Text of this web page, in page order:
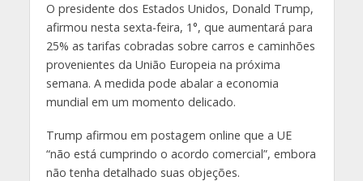
O presidente dos Estados Unidos, Donald Trump,
afirmou nesta sexta-feira, 1°, que aumentará para
25% as tarifas cobradas sobre carros e caminhões
provenientes da União Europeia na próxima
semana. A medida pode abalar a economia
mundial em um momento delicado.
Trump afirmou em postagem online que a UE
“não está cumprindo o acordo comercial”, embora
não tenha detalhado suas objeções.